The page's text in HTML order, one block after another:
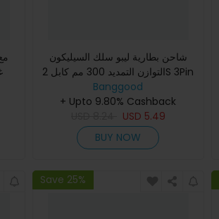
شاحن بطارية ليبو سلك السيليكون
التوازن التمديد 300 مم كابل 2S 3Pin
3S 4Pin 4S 5Pin 6S 7Pin 7S 8Pin
8S 9Pin 2.54XH 30 سم
Banggood
+ Upto 9.80% Cashback
USD 5.49
BUY NOW
Save 25%